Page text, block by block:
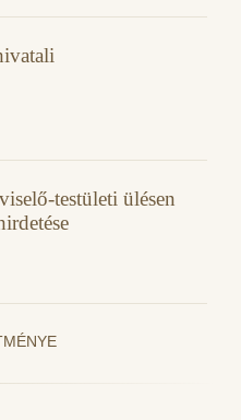
testületi ülésen